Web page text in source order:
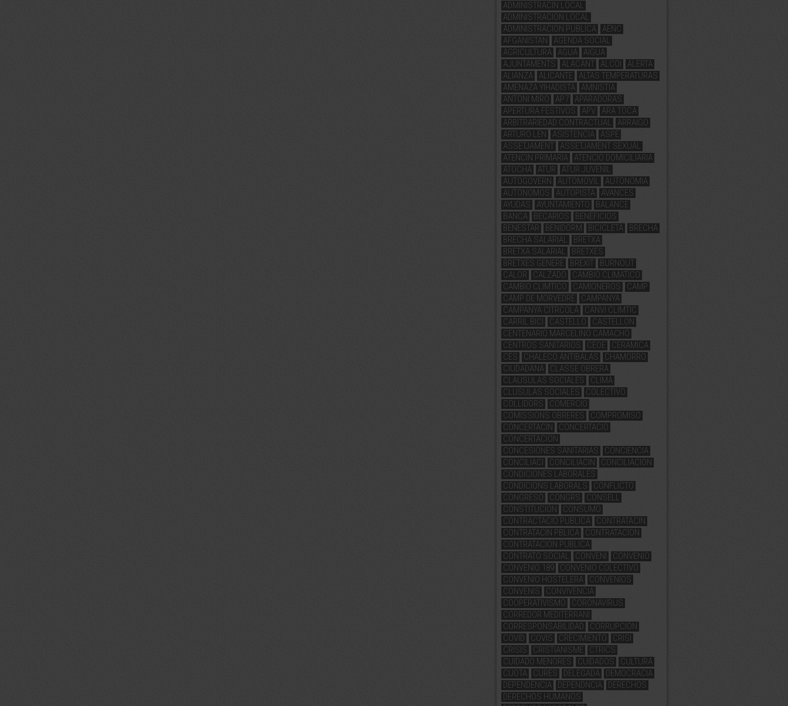
ADMINISTRACIN LOCAL
ADMINISTRACION LOCAL
ADMINISTRACION PUBLICA
AENC
AFGANISTAN
AGENDA SOCIAL
AGRICULTURA
AGUA
AIGUA
AJUNTAMENTS
ALACANT ALCOI
ALERTA
ALIANZA
ALICANTE
ALTAS TEMPERATURAS
AMENAZA YIHADISTA
AMNISTIA
ANTONI MIRO
AP7
APARADORAS
APERTURA FESTIVOS
APV
ARA TOCA
ARBITRARIEDAD CONTRACTUAL
ARRAIGO
ARTURO LEN
ASISTENCIA
ASPE
ASSETJAMENT
ASSETJAMENT SEXUAL
ATENCIN PRIMARIA
ATENCIO DOMICILIARIA
ATOCHA
ATUR
ATUR JUVENIL
AUTOGOVERN
AUTOMOVIL
AUTONOMIA
AUTONOMOS
AUTOPISTA
AVANCES
AYUDAS
AYUNTAMIENTO
BALANCE
BANCA
BECARIOS
BENEFICIOS
BENESTAR
BENIDORM BICICLETA
BRECHA
BRECHA SALARIAL
BRETXA
BRETXA SALARIAL
BRETXES
BRETXES GENERE
BREXIT
BURNOUT
CALOR
CALZADO
CAMBIO CLIMATICO
CAMBIO CLIMTICO
CAMIONEROS
CAMP
CAMP DE MORVEDRE
CAMPANYA
CAMPANYA CITRCOLA
CANVI CLIMTIC
CARRIL BICI
CASTELLO
CASTELLON
CENTENARIO MARCELINO CAMACHO
CENTROS SANITARIOS
CEOE
CERAMICA
CES
CHALECO ANTIBALAS
CHAMORRO
CIUDADANA
CLASSE OBRERA
CLAUSULAS SOCIALES
CLIMA
CLUSULAS SOCIALES
COLECTIVO
COLLIDORS
COMERCIO
COMISSIONS OBRERES
COMPROMISO
CONCERTACIN
CONCERTACIO
CONCERTACION
CONCESIONES SANITARIAS
CONCIENCIA
CONCILIACI
CONCILIACIN
CONCILIACION
CONDICIONES LABORALES
CONDICIONS LABORALS
CONFLICTO
CONGRESO
CONGRS
CONSELL
CONSTITUCION
CONSUMO
CONTRACTACIO PUBLICA
CONTRATACIN
CONTRATACIN PBLICA
CONTRATACION
CONTRATACION PUBLICA
CONTRATO SOCIAL
CONVENI
CONVENIO
CONVENIO 189
CONVENIO COLECTIVO
CONVENIO HOSTELERA
CONVENIOS
CONVENIS
CONVIVENCIA
COOPERATIVISMO
CORONAVIRUS
CORREDOR MEDITERRANI
CORRESPONSABILIDAD
CORRUPCION
COVID
COVIS CRECIMIENTO
CRISI
CRISIS
CRISTIANISME
CTRICS
CUIDADO MENORES
CUIDADOS
CULTURA
CUOTA
CURES DELEGADA
DEMOCRACIA
DEPENDENCIA
DEPENDNCIA
DERECHOS
DERECHOS HUMANOS